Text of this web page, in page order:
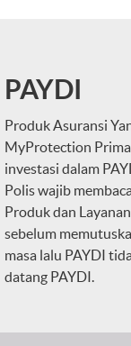
PAYDI
Produk Asuransi
MyProtection
investasi dalam
Polis wajib
Produk dan
sebelum
masa lalu PAYDI
datang PAYDI.